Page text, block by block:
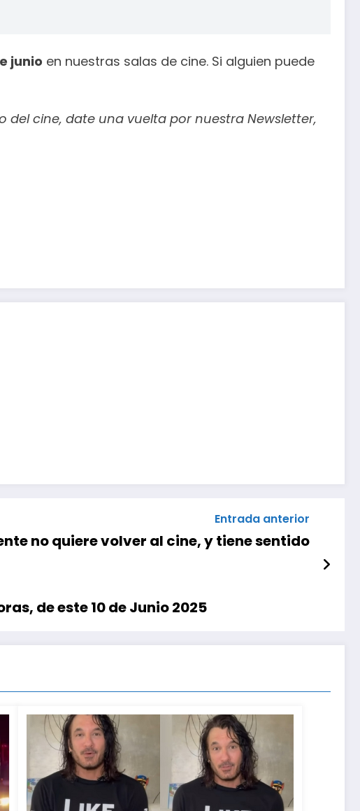
junio en nuestras salas de cine. Si alguien puede
cine, date una vuelta por nuestra Newsletter,
Entrada anterior
no quiere volver al cine, y tiene sentido
de este 10 de Junio 2025